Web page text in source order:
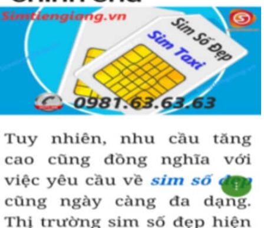
Hướng dẫn mua Sim Lục Quý 8 tại
Simtiengiang.vn.
Sim Tiền Giang là đơn vị cung cấp sim số đẹp lục quý 8, sim giá rẻ
uy tín chất lượng.
Chọn mua sim số đẹp thường mất nhiều thời gian ở khoản lựa số,
một số phải vừa đẹp, vừa tốt về phong thủy thì mới là sim hoàn
hảo. Vậy phải làm sao?
- Cách nhanh nhất để chọn mua được sim lục quý 8 là bạn vào
đầu trang chủ. Đây là danh sách sim được đại lý giảm giá vì một số
lý do nên bạn có thể chọn mua được số đẹp lại có giá cực rẻ nữa.
Ngoài ra quý khách chưa ưng ý về sim luc quy 8 có cũng thể tham
khảo thêm Sim Vinaphone,Sim Gmobile, Sim Lục Quý,Sim Lục Quý